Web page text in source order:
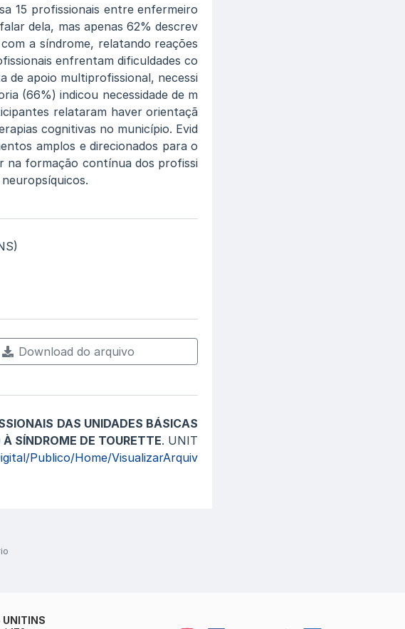
15 profissionais entre enfermeiro
dela, mas apenas 62% descrev
a síndrome, relatando reações
enfrentam dificuldades co
de apoio multiprofissional, necessi
(66%) indicou necessidade de m
relataram haver orientaçã
cognitivas no município. Evid
amplos e direcionados para o
na formação contínua dos profissi
Download do arquivo
DAS UNIDADES BÁSICAS
SÍNDROME DE TOURETTE. UNIT
Publico/Home/VisualizarArquiv